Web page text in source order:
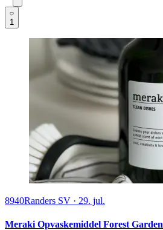
1
8940Randers SV · 29. jul.
Meraki Opvaskemiddel Forest Garden